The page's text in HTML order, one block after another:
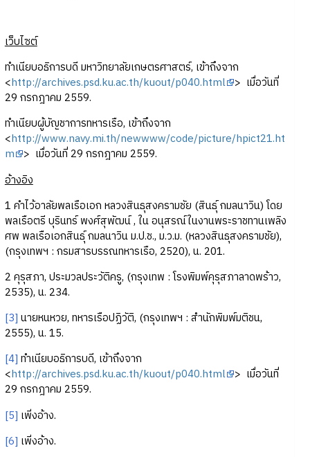
เว็บไซต์
ทำเนียบอธิการบดี มหาวิทยาลัยเกษตรศาสตร์, เข้าถึงจาก
<http://archives.psd.ku.ac.th/kuout/p040.html > เมื่อวันที่
29 กรกฎาคม 2559.
ทำเนียบผู้บัญชาการทหารเรือ, เข้าถึงจาก
<http://www.navy.mi.th/newwww/code/picture/hpict21.ht
m > เมื่อวันที่ 29 กรกฎาคม 2559.
อ้างอิง
1 คำไว้อาลัยพลเรือเอก หลวงสินธุสงครามชัย (สินธุ์ กมลนาวิน) โดย
พลเรือตรี บุรินทร์ พงศ์สุพัฒน์ , ใน อนุสรณ์ในงานพระราชทานเพลิง
ศพ พลเรือเอกสินธุ์ กมลนาวิน ม.ป.ช., ม.ว.ม. (หลวงสินธุสงครามชัย),
(กรุงเทพฯ : กรมสารบรรณทหารเรือ, 2520), น. 201.
2 คุรุสภา, ประมวลประวัติครู, (กรุงเทพ : โรงพิมพ์คุรุสภาลาดพร้าว,
2535), น. 234.
[3] นายหนหวย, ทหารเรือปฏิวัติ, (กรุงเทพฯ : สำนักพิมพ์มติชน,
2555), น. 15.
[4] ทำเนียบอธิการบดี, เข้าถึงจาก
<http://archives.psd.ku.ac.th/kuout/p040.html > เมื่อวันที่
29 กรกฎาคม 2559.
[5] เพิ่งอ้าง.
[6] เพิ่งอ้าง.